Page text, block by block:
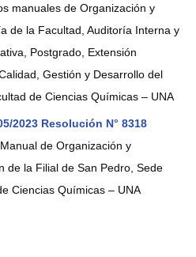
manuales de Organización y
de la Facultad, Auditoría Interna y
Postgrado, Extensión
Gestión y Desarrollo del
de Ciencias Químicas – UNA
2023 Resolución N° 8318
de Organización y
de la Filial de San Pedro, Sede
Ciencias Químicas – UNA